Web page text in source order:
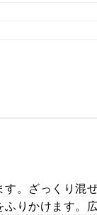
。ざっくり混
りかけます。